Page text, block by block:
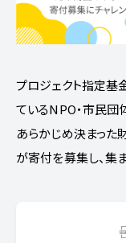
プロジェクト指定基
ているNPO・市民団
あらかじめ決まった
が寄付を募集し、集